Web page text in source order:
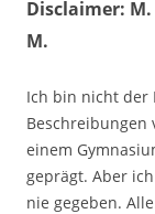
Disclaimer:
M.
Ich bin nicht der
Beschreibungen
einem
geprägt. Aber
nie gegeben.